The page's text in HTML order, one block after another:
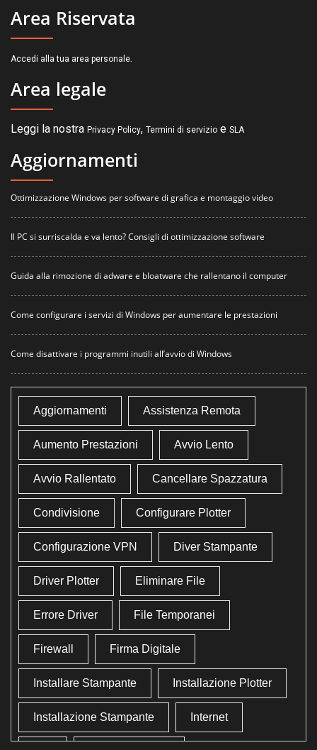
Area Riservata
Accedi alla tua area personale.
Area legale
Leggi la nostra Privacy Policy, Termini di servizio e SLA
Aggiornamenti
Ottimizzazione Windows per software di grafica e montaggio video
Il PC si surriscalda e va lento? Consigli di ottimizzazione software
Guida alla rimozione di adware e bloatware che rallentano il computer
Come configurare i servizi di Windows per aumentare le prestazioni
Come disattivare i programmi inutili all’avvio di Windows
Aggiornamenti Assistenza Remota
Aumento Prestazioni Avvio Lento
Avvio Rallentato Cancellare Spazzatura
Condivisione Configurare Plotter
Configurazione VPN Diver Stampante
Driver Plotter Eliminare File
Errore Driver File Temporanei
Firewall Firma Digitale
Installare Stampante Installazione Plotter
Installazione Stampante Internet